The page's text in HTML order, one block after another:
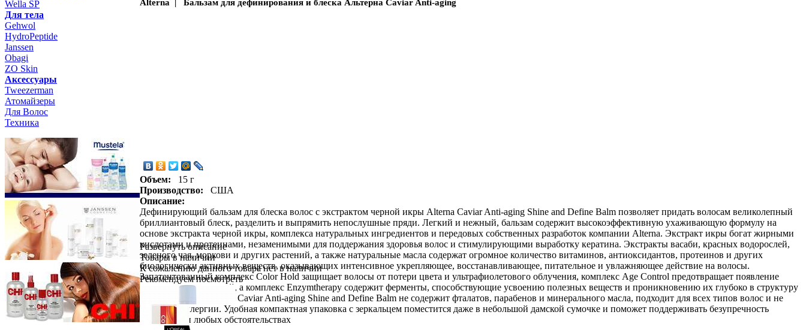
Wella SP
Для тела
Gehwol
HydroPeptide
Janssen
Obagi
ZO Skin
Aксессуары
Tweezerman
Атомайзеры
Для Волос
Техника
Alterna | Бальзам для дефинирования и блеска Альтерна Caviar Anti-aging
Объем:
15 г
Производство:
США
Описание:
Дефинирующий бальзам для блеска волос с экстрактом черной икры Alterna Caviar Anti-aging Shine and Define Balm позволяет придать волосам великолепный
бриллиантовый блеск, разделить и выпрямить непослушные пряди. Легкий и нежный, бальзам содержит высокоэффективную ухаживающую формулу на
основе экстракта черной икры, комплекса натуральных ингредиентов и передовых собственных разработок компании Alterna. Экстракт икры богат жирными
кислотами и протеинами, незаменимыми для поддержания здоровья волос и стимулирующими выработку кератина. Экстракты васаби, красных водорослей,
зеленого чая, моркови и других растений, а также натуральные масла содержат огромное количество витаминов, антиоксидантов, протеинов и других
биологически активных веществ, оказывающих интенсивное укрепляющее, восстанавливающее, питательное и увлажняющее действие на волосы.
Запатентованный комплекс Color Hold защищает волосы от потери цвета и ультрафиолетового облучения, комплекс Age Control предотвращает появление
возрастных изменений, а комплекс Enzymtherapy содержит ферменты, способствующие усвоению полезных веществ и проникновению их глубоко в структуру
волоса. Бальзам Alterna Caviar Anti-aging Shine and Define Balm не содержит фталатов, парабенов и минерального масла, подходит для всех типов волос и не
вызывает аллергии. Удобная компактная упаковка с зеркальцем поместится даже в небольшой дамской сумочке и поможет поддерживать безупречность
укладки при любых обстоятельствах
Развернуть описание
Товары в наличии
К сожалению данного товара нет в наличии
Рекомендуем посмотреть